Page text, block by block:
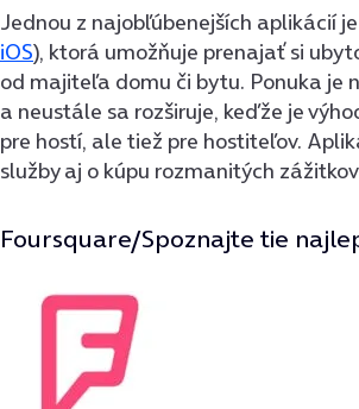
Jednou z najobľúbenejších aplikácií
iOS), ktorá umožňuje prenajať si
od majiteľa domu či bytu. Ponuka je
a neustále sa rozširuje, keďže je
pre hostí, ale tiež pre hostiteľov.
služby aj o kúpu rozmanitých
Foursquare/Spoznajte tie